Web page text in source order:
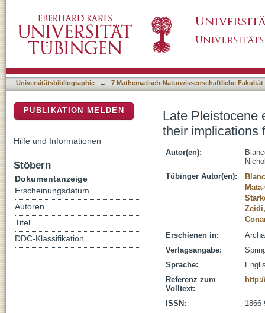
evolution
Universitätsbibliographie → 7 Mathematisch-Naturwissenschaftliche Fakultät
Late Pleistocene
their implications
Autor(en):
Tübinger Autor(en):
Erschienen in:
Verlagsangabe:
Sprache:
Referenz zum
Volltext:
ISSN:
PUBLIKATION MELDEN
Hilfe und Informationen
Stöbern
Dokumentanzeige
Erscheinungsdatum
Autoren
Titel
DDC-Klassifikation